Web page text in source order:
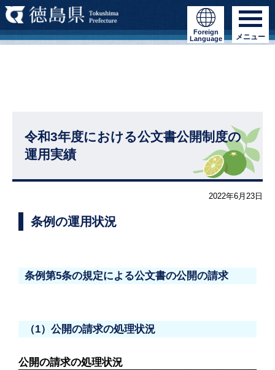
Foreign
Language
メニュー
令和3年度における公文書公開制度の
運用実績
2022年6月23日
条例の運用状況
条例第5条の規定による公文書の公開の請求
（1）公開の請求の処理状況
公開の請求の処理状況